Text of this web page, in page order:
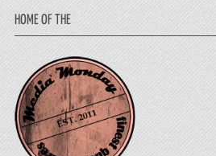
HOME OF THE